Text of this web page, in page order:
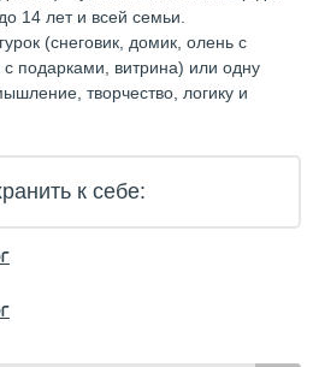
14 лет и всей семьи.
(снеговик, домик, олень с
подарками, витрина) или одну
творчество, логику и
к себе: